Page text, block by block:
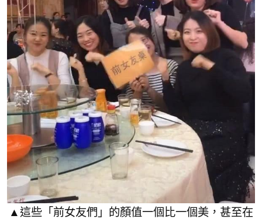
▲這些「前女友們」的顏值一個比一個美，甚至在